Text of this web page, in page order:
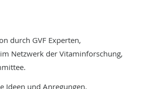
durch GVF Experten,
Netzwerk der Vitaminforschung,
Ideen und Anregungen.